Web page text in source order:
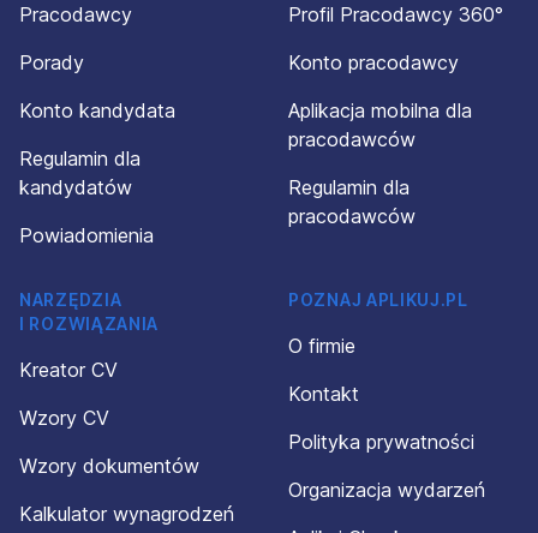
Pracodawcy
Porady
Konto kandydata
Regulamin dla
kandydatów
Powiadomienia
Profil Pracodawcy 360°
Konto pracodawcy
Aplikacja mobilna dla
pracodawców
Regulamin dla
pracodawców
NARZĘDZIA
I ROZWIĄZANIA
Kreator CV
Wzory CV
Wzory dokumentów
Kalkulator wynagrodzeń
POZNAJ APLIKUJ.PL
O firmie
Kontakt
Polityka prywatności
Organizacja wydarzeń